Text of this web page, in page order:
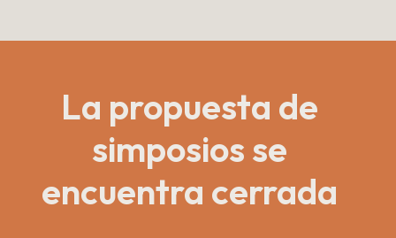
La propuesta de
simposios se
encuentra cerrada